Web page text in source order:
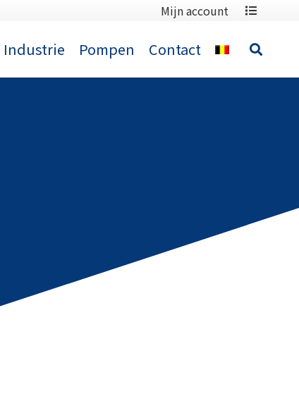
Mijn account
Industrie Pompen Contact